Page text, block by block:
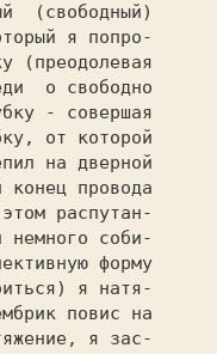
(свободный)
я попро-
(преодолевая
о свободно
- совершая
от которой
на дверной
конец провода
распутан-
соби-
форму
я натя-
повис на
я зас-